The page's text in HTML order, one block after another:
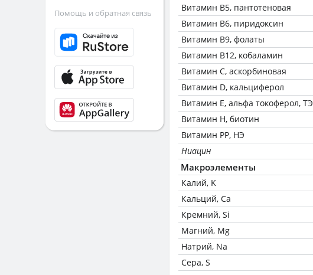
Витамин В5, пантотеновая
Витамин В6, пиридоксин
Витамин В9, фолаты
Витамин В12, кобаламин
Витамин C, аскорбиновая
Витамин D, кальциферол
Витамин Е, альфа токоферол, ТЭ
Витамин Н, биотин
Витамин РР, НЭ
Ниацин
Макроэлементы
Калий, K
Кальций, Ca
Кремний, Si
Магний, Mg
Натрий, Na
Сера, S
Помощь и обратная связь